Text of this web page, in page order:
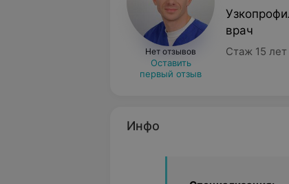
Нет отзывов
Оставить
первый отзыв
врач
Стаж 15 лет
Инфо